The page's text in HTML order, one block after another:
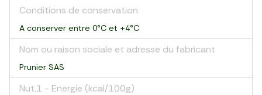
Conditions de conservation
A conserver entre 0°C et +4°C
Nom ou raison sociale et adresse du fabricant
Prunier SAS
Nut.1 - Energie (kcal/100g)